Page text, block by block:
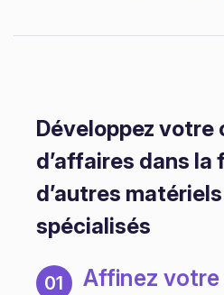
Développez votre
d’affaires dans
d’autres
spécialisés
01 Affinez votre